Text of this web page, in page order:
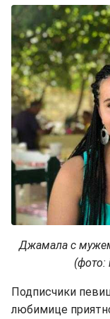
Джамала с
(фото:
Подписчики
любимице